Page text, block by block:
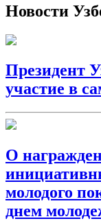
Новости
Президент
участие в
О
молодого
днем